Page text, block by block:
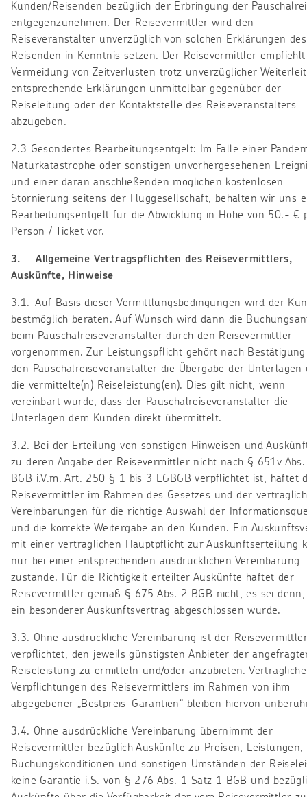
Kunden/Reisenden bezüglich der Erbringung der
entgegenzunehmen. Der Reisevermittler wird den
Reiseveranstalter unverzüglich von solchen Erklärungen des
Reisenden in Kenntnis setzen. Der Reisevermittler
Vermeidung von Zeitverlusten trotz unverzüglicher
entsprechende Erklärungen unmittelbar gegenüber der
Reiseleitung oder der Kontaktstelle des Reiseveranstalters
abzugeben.
2.3 Gesondertes Bearbeitungsentgelt: Im Falle einer
Naturkatastrophe oder sonstigen unvorhergesehenen
und einer daran anschließenden möglichen kostenlosen
Stornierung seitens der Fluggesellschaft, behalten wir uns
Bearbeitungsentgelt für die Abwicklung in Höhe von 50.- €
Person / Ticket vor.
3. Allgemeine Vertragspflichten des Reisevermittlers,
Auskünfte, Hinweise
3.1. Auf Basis dieser Vermittlungsbedingungen wird der
bestmöglich beraten. Auf Wunsch wird dann die
beim Pauschalreiseveranstalter durch den Reisevermittler
vorgenommen. Zur Leistungspflicht gehört nach
den Pauschalreiseveranstalter die Übergabe der Unterlagen
die vermittelte(n) Reiseleistung(en). Dies gilt nicht, wenn
vereinbart wurde, dass der Pauschalreiseveranstalter die
Unterlagen dem Kunden direkt übermittelt.
3.2. Bei der Erteilung von sonstigen Hinweisen und
zu deren Angabe der Reisevermittler nicht nach § 651v
BGB i.V.m. Art. 250 § 1 bis 3 EGBGB verpflichtet ist, haftet
Reisevermittler im Rahmen des Gesetzes und der
Vereinbarungen für die richtige Auswahl der
und die korrekte Weitergabe an den Kunden. Ein
mit einer vertraglichen Hauptpflicht zur Auskunftserteilung
nur bei einer entsprechenden ausdrücklichen Vereinbarung
zustande. Für die Richtigkeit erteilter Auskünfte haftet der
Reisevermittler gemäß § 675 Abs. 2 BGB nicht, es sei denn,
ein besonderer Auskunftsvertrag abgeschlossen wurde.
3.3. Ohne ausdrückliche Vereinbarung ist der
verpflichtet, den jeweils günstigsten Anbieter der
Reiseleistung zu ermitteln und/oder anzubieten. Vertragliche
Verpflichtungen des Reisevermittlers im Rahmen von ihm
abgegebener „Bestpreis-Garantien“ bleiben hiervon
3.4. Ohne ausdrückliche Vereinbarung übernimmt der
Reisevermittler bezüglich Auskünfte zu Preisen, Leistungen,
Buchungskonditionen und sonstigen Umständen der
keine Garantie i.S. von § 276 Abs. 1 Satz 1 BGB und